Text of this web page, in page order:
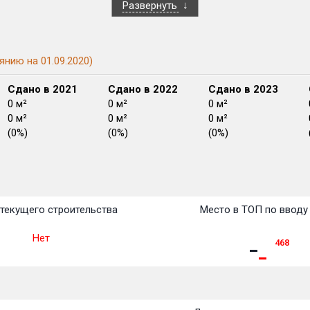
Развернуть
на 01.09.2020)
Сдано в 2021
0 м²
0 м²
(0%)
Сдано в 2022
0 м²
0 м²
(0%)
Сдано в 2023
0 м²
0 м²
(0%)
строительства
Нет
Место в ТОП по вводу
468